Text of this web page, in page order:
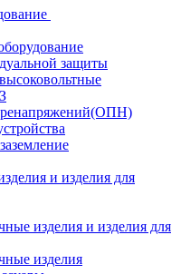
защиты
и изделия для
изделия и изделия для
изделия